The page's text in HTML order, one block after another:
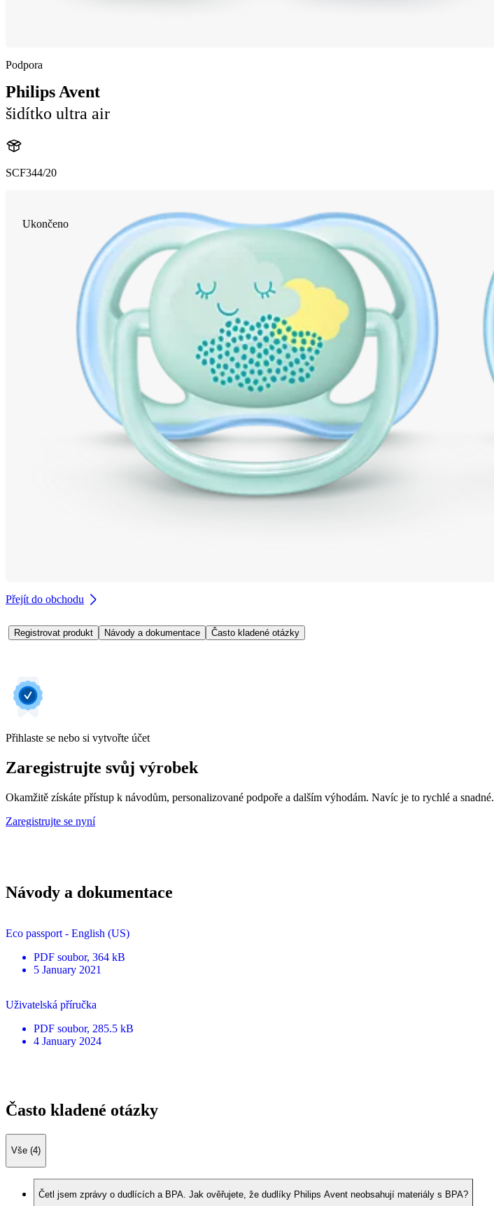
Podpora
Philips Avent
šidítko ultra air
SCF344/20
Ukončeno
Přejít do obchodu
Registrovat produkt Návody a dokumentace Často kladené otázky
Přihlaste se nebo si vytvořte účet
Zaregistrujte svůj výrobek
Okamžitě získáte přístup k návodům, personalizované podpoře a dalším výhodám. Navíc je to rychlé a snadné.
Zaregistrujte se nyní
Návody a dokumentace
Eco passport - English (US)
PDF soubor, 364 kB
5 January 2021
Uživatelská příručka
PDF soubor, 285.5 kB
4 January 2024
Často kladené otázky
Vše (4)
Četl jsem zprávy o dudlících a BPA. Jak ověřujete, že dudlíky Philips Avent neobsahují materiály s BPA?